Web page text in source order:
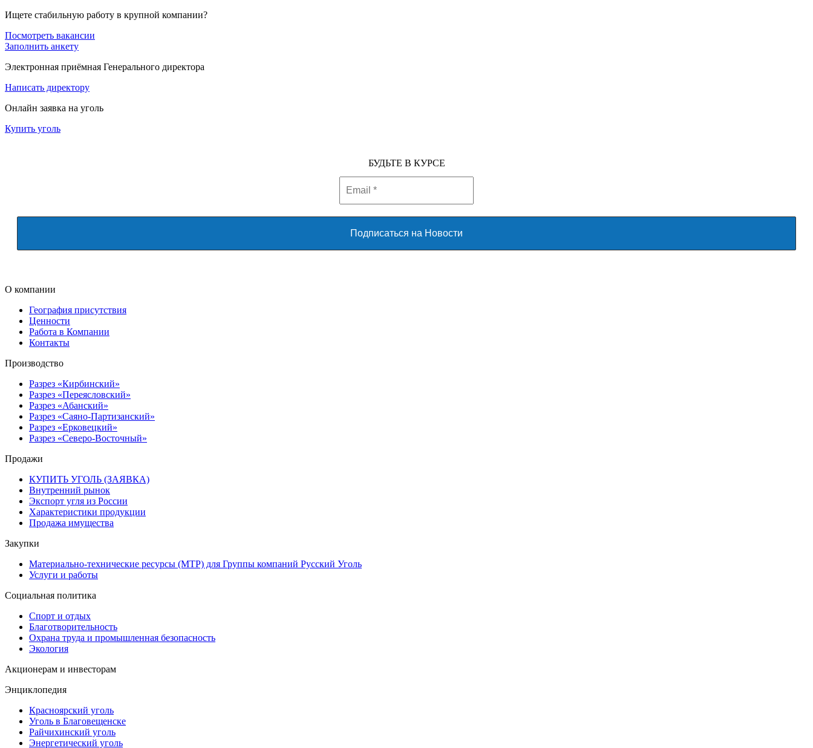
Ищете стабильную работу в крупной компании?
Посмотреть вакансии
Заполнить анкету
Электронная приёмная Генерального директора
Написать директору
Онлайн заявка на уголь
Купить уголь
БУДЬТЕ В КУРСЕ
О компании
География присутствия
Ценности
Работа в Компании
Контакты
Производство
Разрез «Кирбинский»
Разрез «Переясловский»
Разрез «Абанский»
Разрез «Саяно-Партизанский»
Разрез «Ерковецкий»
Разрез «Северо-Восточный»
Продажи
КУПИТЬ УГОЛЬ (ЗАЯВКА)
Внутренний рынок
Экспорт угля из России
Характеристики продукции
Продажа имущества
Закупки
Материально-технические ресурсы (МТР) для Группы компаний Русский Уголь
Услуги и работы
Социальная политика
Спорт и отдых
Благотворительность
Охрана труда и промышленная безопасность
Экология
Акционерам и инвесторам
Энциклопедия
Красноярский уголь
Уголь в Благовещенске
Райчихинский уголь
Энергетический уголь